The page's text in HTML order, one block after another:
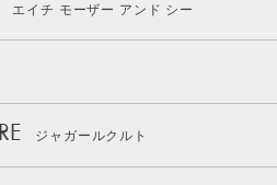
エイチ モーザー アンド シー
ジャガールクルト